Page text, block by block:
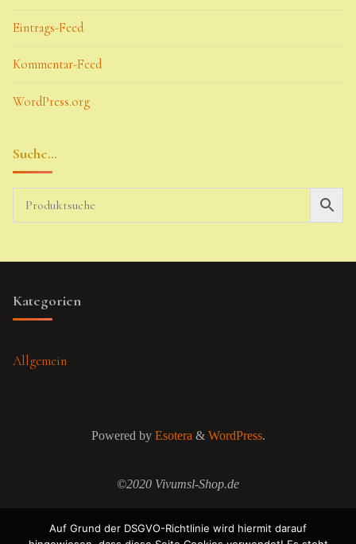
Eintrags-Feed
Kommentar-Feed
WordPress.org
Suche…
Kategorien
Allgemein
Powered byEsotera& WordPress.
©2020 Vivumsl-Shop.de
Auf Grund der DSGVO-Richtlinie wird hiermit darauf